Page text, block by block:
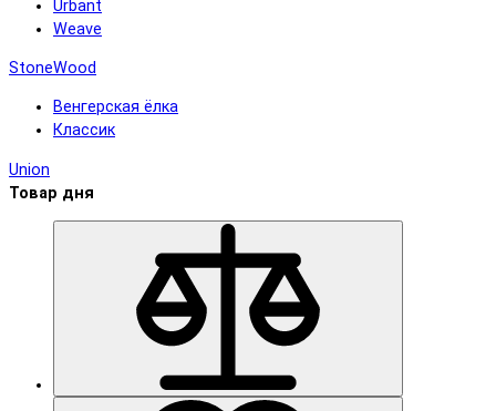
Urbant
Weave
StoneWood
Венгерская ёлка
Классик
Union
Товар дня